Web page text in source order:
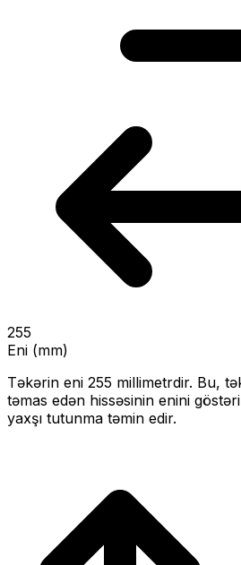
255
Eni (mm)
Təkərin eni 255 millimetrdir. Bu,
təmas edən hissəsinin enini
yaxşı tutunma təmin edir.